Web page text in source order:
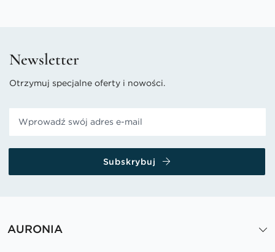
Newsletter
Otrzymuj specjalne oferty i nowości.
Subskrybuj
AURONIA